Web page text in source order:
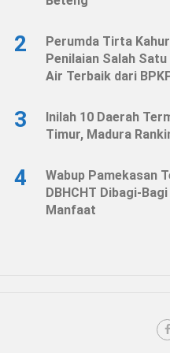
2
Perumda Tirta
Penilaian Salah
Air Terbaik dari
3
Inilah 10 Daerah
Timur, Madura
4
Wabup Pamekasan
DBHCHT Dibagi-
Manfaat